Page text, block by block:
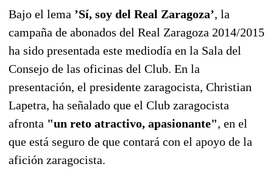
Bajo el lema ’Sí, soy del Real Zaragoza’, la
campaña de abonados del Real Zaragoza 2014/2015
ha sido presentada este mediodía en la Sala del
Consejo de las oficinas del Club. En la
presentación, el presidente zaragocista, Christian
Lapetra, ha señalado que el Club zaragocista
afronta "un reto atractivo, apasionante", en el
que está seguro de que contará con el apoyo de la
afición zaragocista.